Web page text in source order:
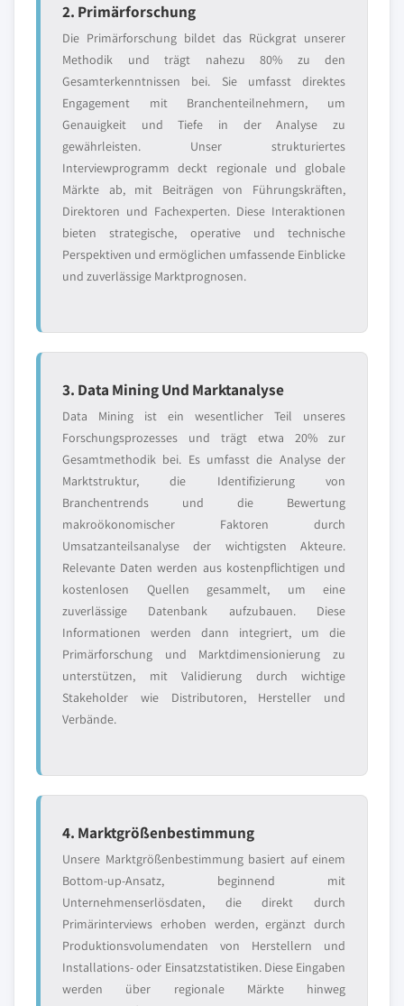
2. Primärforschung
Die Primärforschung bildet das Rückgrat unserer
Methodik und trägt nahezu 80% zu den
Gesamterkenntnissen bei. Sie umfasst direktes
Engagement mit Branchenteilnehmern, um
Genauigkeit und Tiefe in der Analyse zu
gewährleisten. Unser strukturiertes
Interviewprogramm deckt regionale und globale
Märkte ab, mit Beiträgen von Führungskräften,
Direktoren und Fachexperten. Diese Interaktionen
bieten strategische, operative und technische
Perspektiven und ermöglichen umfassende Einblicke
und zuverlässige Marktprognosen.
3. Data Mining Und Marktanalyse
Data Mining ist ein wesentlicher Teil unseres
Forschungsprozesses und trägt etwa 20% zur
Gesamtmethodik bei. Es umfasst die Analyse der
Marktstruktur, die Identifizierung von
Branchentrends und die Bewertung
makroökonomischer Faktoren durch
Umsatzanteilsanalyse der wichtigsten Akteure.
Relevante Daten werden aus kostenpflichtigen und
kostenlosen Quellen gesammelt, um eine
zuverlässige Datenbank aufzubauen. Diese
Informationen werden dann integriert, um die
Primärforschung und Marktdimensionierung zu
unterstützen, mit Validierung durch wichtige
Stakeholder wie Distributoren, Hersteller und
Verbände.
4. Marktgrößenbestimmung
Unsere Marktgrößenbestimmung basiert auf einem
Bottom-up-Ansatz, beginnend mit
Unternehmenserlösdaten, die direkt durch
Primärinterviews erhoben werden, ergänzt durch
Produktionsvolumendaten von Herstellern und
Installations- oder Einsatzstatistiken. Diese Eingaben
werden über regionale Märkte hinweg